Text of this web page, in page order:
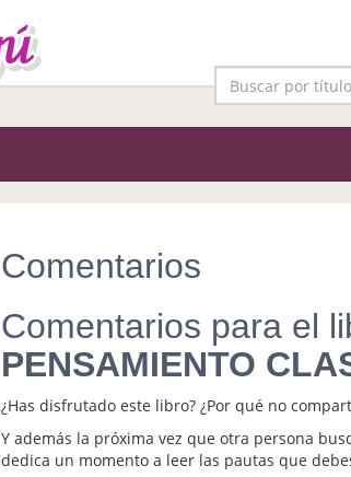
Comentarios
Comentarios para el
PENSAMIENTO
¿Has disfrutado este libro? ¿Por qué no
Y además la próxima vez que otra persona
dedica un momento a leer las pautas que